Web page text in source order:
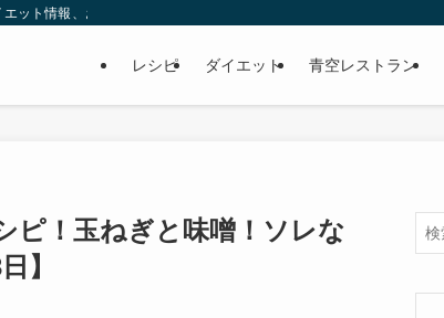
ット情報、お取り寄せなどを紹介します。
レシピ ダイエット 青空レストラン
ピ！玉ねぎと味噌！ソレな
】